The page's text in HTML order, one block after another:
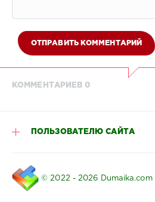
ОТПРАВИТЬ КОММЕНТАРИЙ
КОММЕНТАРИЕВ 0
ПОЛЬЗОВАТЕЛЮ САЙТА
© 2022 - 2026 Dumaika.com